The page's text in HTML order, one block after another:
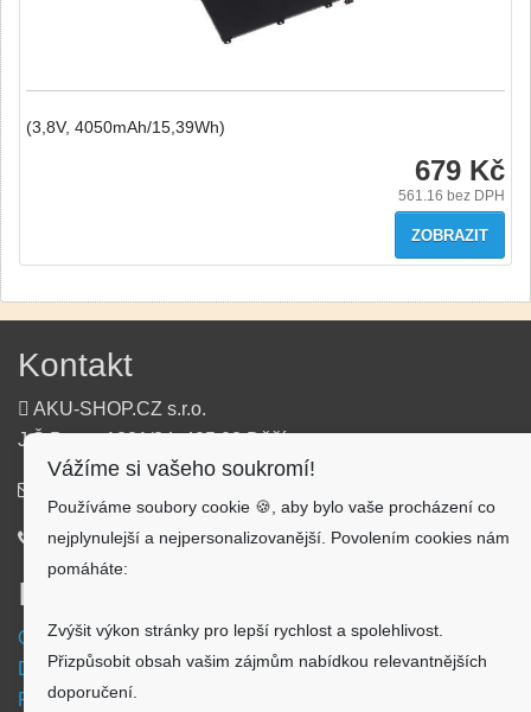
(3,8V, 4050mAh/15,39Wh)
679 Kč
561.16 bez DPH
ZOBRAZIT
Kontakt
AKU-SHOP.CZ s.r.o.
J.Š.Baara 1331/34, 405 02 Děčín
720 500 500
Informace
Obchodní podmínky
Doprava a platba
Reklamační formulář
Vážíme si vašeho soukromí!
Používáme soubory cookie 🍪, aby bylo vaše procházení co
nejplynulejší a nejpersonalizovanější. Povolením cookies nám
pomáháte:
Zvýšit výkon stránky pro lepší rychlost a spolehlivost.
Přizpůsobit obsah vašim zájmům nabídkou relevantnějších
doporučení.